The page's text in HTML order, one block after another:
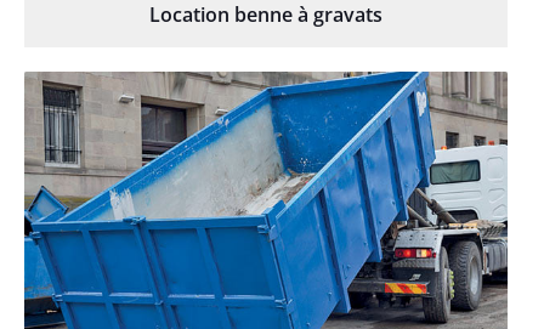
Location benne à gravats